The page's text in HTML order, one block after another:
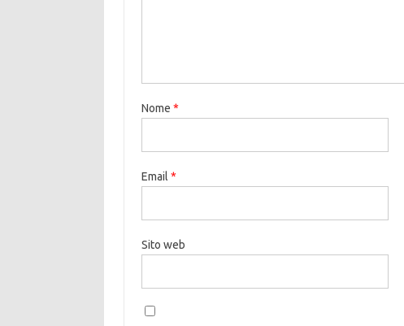
Nome *
Email *
Sito web